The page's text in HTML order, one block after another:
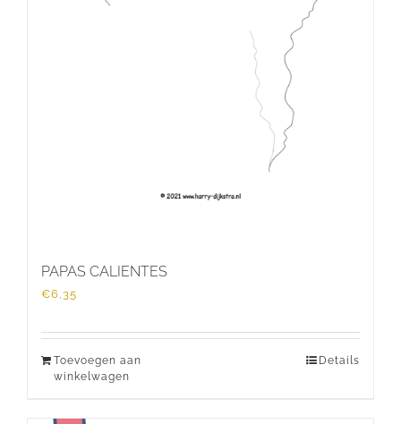
PAPAS CALIENTES
€6,35
Toevoegen aan
winkelwagen
Details